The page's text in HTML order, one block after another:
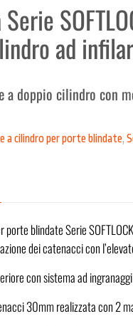
ad
a doppio cilindro con
a cilindro per porte blindate,
porte blindate Serie
dei catenacci con
con sistema ad
30mm realizzata con 2